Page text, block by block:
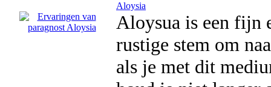
Aloysia
Aloysua is een fijn
rustige stem om
als je met dit